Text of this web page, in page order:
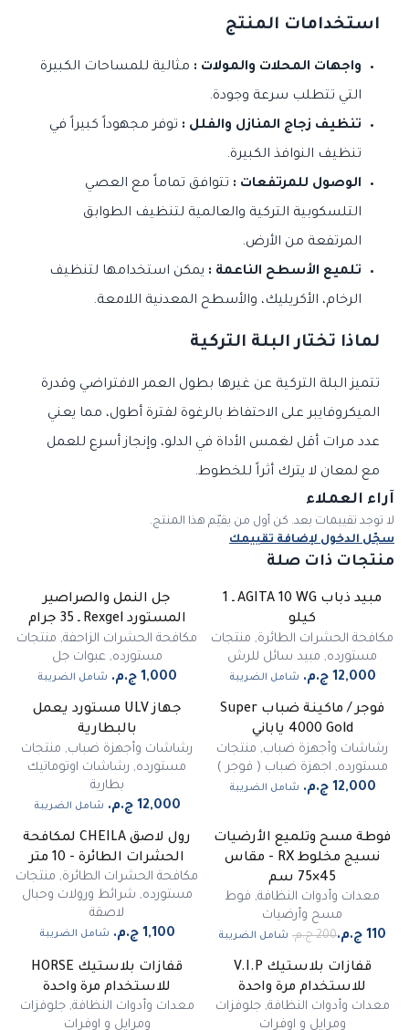
استخدامات المنتج
واجهات المحلات والمولات : مثالية للمساحات الكبيرة
التي تتطلب سرعة وجودة.
تنظيف زجاج المنازل والفلل : توفر مجهوداً كبيراً في
تنظيف النوافذ الكبيرة.
الوصول للمرتفعات : تتوافق تماماً مع العصي
التلسكوبية التركية والعالمية لتنظيف الطوابق
المرتفعة من الأرض.
تلميع الأسطح الناعمة : يمكن استخدامها لتنظيف
الرخام، الأكريليك، والأسطح المعدنية اللامعة.
لماذا تختار البلة التركية
تتميز البلة التركية عن غيرها بطول العمر الافتراضي وقدرة
الميكروفايبر على الاحتفاظ بالرغوة لفترة أطول، مما يعني
عدد مرات أقل لغمس الأداة في الدلو، وإنجاز أسرع للعمل
مع لمعان لا يترك أثراً للخطوط.
آراء العملاء
لا توجد تقييمات بعد. كن أول من يقيّم هذا المنتج.
سجّل الدخول لإضافة تقييمك
منتجات ذات صلة
مبيد ذباب AGITA 10 WG ـ 1
كيلو
مكافحة الحشرات الطائرة, منتجات
مستورده, مبيد سائل للرش
شامل الضريبة
غير متوفر
جل النمل والصراصير
المستورد Rexgel ـ 35 جرام
مكافحة الحشرات الزاحفة, منتجات
مستورده,عبوات جل
شامل الضريبة
غير متوفرفوجر / ماكينة ضباب Super
4000 Gold ياباني
رشاشات وأجهزة ضباب, منتجات
مستورده, اجهزة ضباب ( فوجر )
شامل الضريبة
جهاز ULV مستورد يعمل
بالبطارية
رشاشات وأجهزة ضباب, منتجات
مستورده, رشاشات اوتوماتيك
بطارية
شامل الضريبة
%
فوطة مسح وتلميع الأرضيات
نسيج مخلوط RX - مقاس
45×75 سم
معدات وأدوات النظافة, فوط
مسح وأرضيات
شامل الضريبة
رول لاصق CHEILA لمكافحة
الحشرات الطائرة - 10 متر
مكافحة الحشرات الطائرة, منتجات
مستورده, شرائط ورولات وحبال
لاصقة
شامل الضريبة
قفازات بلاستيك V.I.P
للاستخدام مرة واحدة
معدات وأدوات النظافة,جلوفزات
ومرايل و اوفرات
قفازات بلاستيك HORSE
للاستخدام مرة واحدة
معدات وأدوات النظافة,جلوفزات
ومرايل و اوفرات